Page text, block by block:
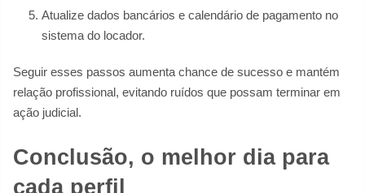
Atualize dados bancários e calendário de pagamento no
sistema do locador.
Seguir esses passos aumenta chance de sucesso e mantém
relação profissional, evitando ruídos que possam terminar em
ação judicial.
Conclusão, o melhor dia para
cada perfil